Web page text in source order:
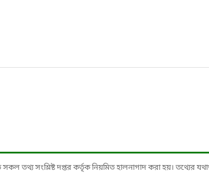
তথ্য সংশ্লিষ্ট দপ্তর কর্তৃক নিয়মিত হালনাগাদ করা হয়। তথ্যের